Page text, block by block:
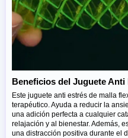
Beneficios del Juguete Anti
Este juguete anti estrés de malla
terapéutico. Ayuda a reducir la
una adición perfecta a cualquier
relajación y al bienestar. Además,
una distracción positiva durante el